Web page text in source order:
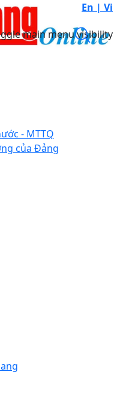
En | Vi
main menu visibility
- MTTQ
của Đảng